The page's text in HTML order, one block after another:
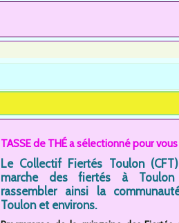
TASSE de THÉ a sélectionné pour vous
Le Collectif Fiertés Toulon
marche des fiertés à
rassembler ainsi la
Toulon et environs.